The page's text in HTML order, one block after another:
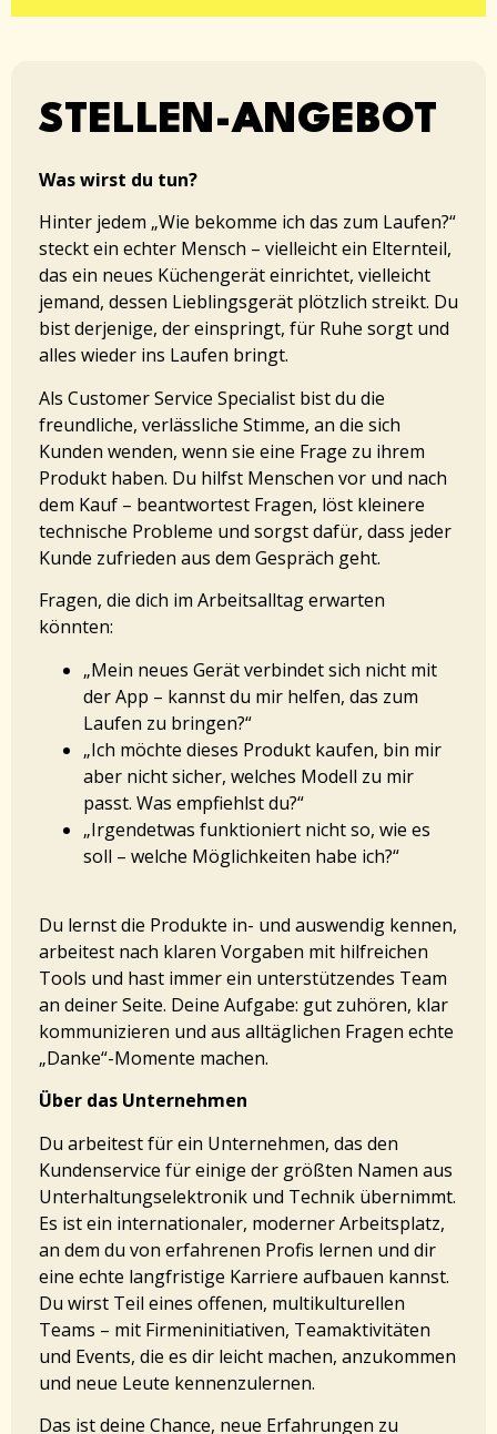
STELLEN-ANGEBOT
Was wirst du tun?
Hinter jedem „Wie bekomme ich das zum Laufen?“
steckt ein echter Mensch – vielleicht ein Elternteil,
das ein neues Küchengerät einrichtet, vielleicht
jemand, dessen Lieblingsgerät plötzlich streikt. Du
bist derjenige, der einspringt, für Ruhe sorgt und
alles wieder ins Laufen bringt.
Als Customer Service Specialist bist du die
freundliche, verlässliche Stimme, an die sich
Kunden wenden, wenn sie eine Frage zu ihrem
Produkt haben. Du hilfst Menschen vor und nach
dem Kauf – beantwortest Fragen, löst kleinere
technische Probleme und sorgst dafür, dass jeder
Kunde zufrieden aus dem Gespräch geht.
Fragen, die dich im Arbeitsalltag erwarten
könnten:
„Mein neues Gerät verbindet sich nicht mit
der App – kannst du mir helfen, das zum
Laufen zu bringen?“
„Ich möchte dieses Produkt kaufen, bin mir
aber nicht sicher, welches Modell zu mir
passt. Was empfiehlst du?“
„Irgendetwas funktioniert nicht so, wie es
soll – welche Möglichkeiten habe ich?“
Du lernst die Produkte in- und auswendig kennen,
arbeitest nach klaren Vorgaben mit hilfreichen
Tools und hast immer ein unterstützendes Team
an deiner Seite. Deine Aufgabe: gut zuhören, klar
kommunizieren und aus alltäglichen Fragen echte
„Danke“-Momente machen.
Über das Unternehmen
Du arbeitest für ein Unternehmen, das den
Kundenservice für einige der größten Namen aus
Unterhaltungselektronik und Technik übernimmt.
Es ist ein internationaler, moderner Arbeitsplatz,
an dem du von erfahrenen Profis lernen und dir
eine echte langfristige Karriere aufbauen kannst.
Du wirst Teil eines offenen, multikulturellen
Teams – mit Firmeninitiativen, Teamaktivitäten
und Events, die es dir leicht machen, anzukommen
und neue Leute kennenzulernen.
Das ist deine Chance, neue Erfahrungen zu